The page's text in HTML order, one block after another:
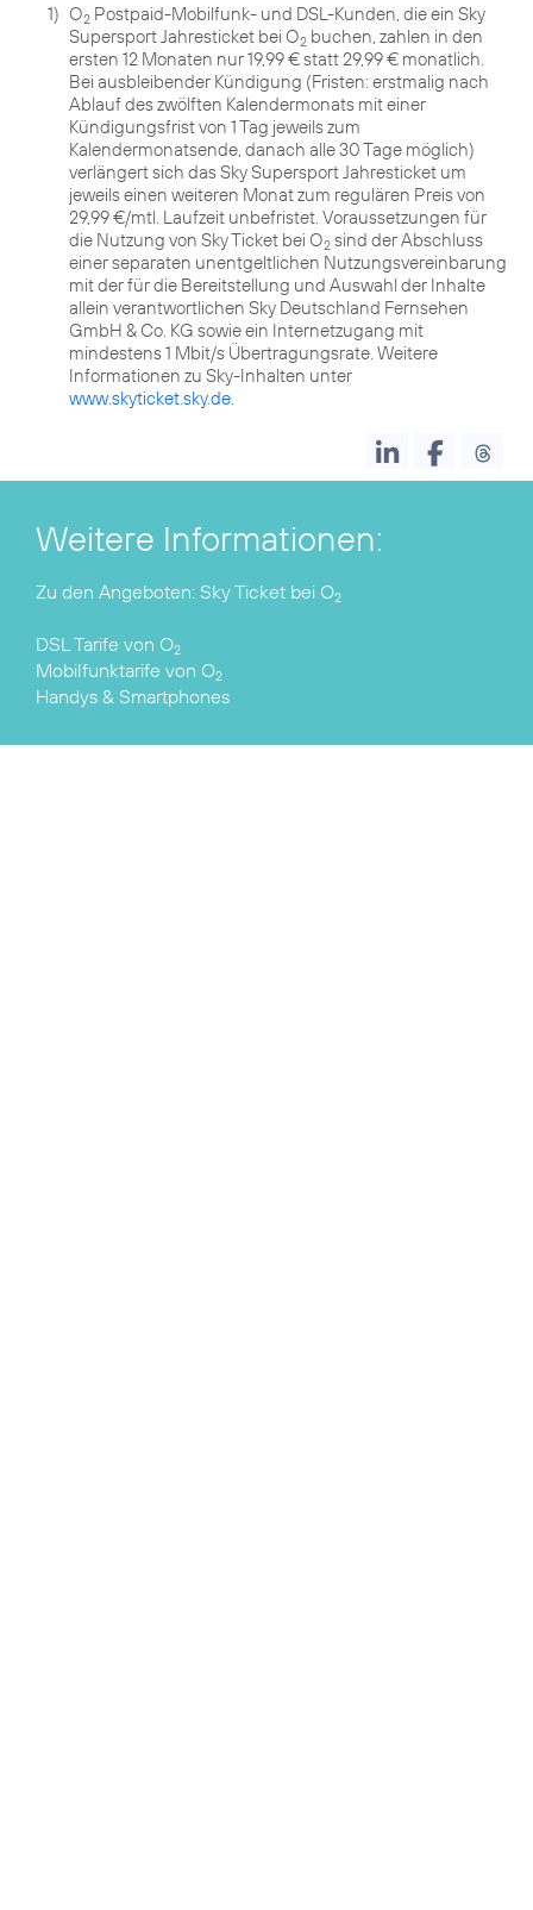
1) O2 Postpaid-Mobilfunk- und DSL-Kunden, die ein Sky
Supersport Jahresticket bei O2 buchen, zahlen in den
ersten 12 Monaten nur 19,99 € statt 29,99 € monatlich.
Bei ausbleibender Kündigung (Fristen: erstmalig nach
Ablauf des zwölften Kalendermonats mit einer
Kündigungsfrist von 1 Tag jeweils zum
Kalendermonatsende, danach alle 30 Tage möglich)
verlängert sich das Sky Supersport Jahresticket um
jeweils einen weiteren Monat zum regulären Preis von
29,99 €/mtl. Laufzeit unbefristet. Voraussetzungen für
die Nutzung von Sky Ticket bei O2 sind der Abschluss
einer separaten unentgeltlichen Nutzungsvereinbarung
mit der für die Bereitstellung und Auswahl der Inhalte
allein verantwortlichen Sky Deutschland Fernsehen
GmbH & Co. KG sowie ein Internetzugang mit
mindestens 1 Mbit/s Übertragungsrate. Weitere
Informationen zu Sky-Inhalten unter
www.skyticket.sky.de
Weitere Informationen:
Zu den Angeboten: Sky Ticket bei O2
DSL Tarife von O2
Mobilfunktarife von O2
Handys & Smartphones